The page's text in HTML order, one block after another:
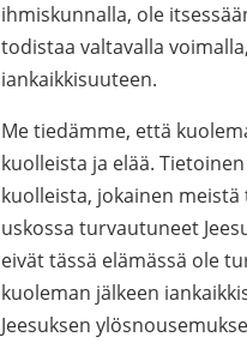
ihmiskunnalla, ole
todistaa valtavalla
iankaikkisuuteen.
Me tiedämme, että
kuolleista ja elää.
kuolleista, jokainen
uskossa turvautuneet
eivät tässä elämässä ole
kuoleman jälkeen
Jeesuksen